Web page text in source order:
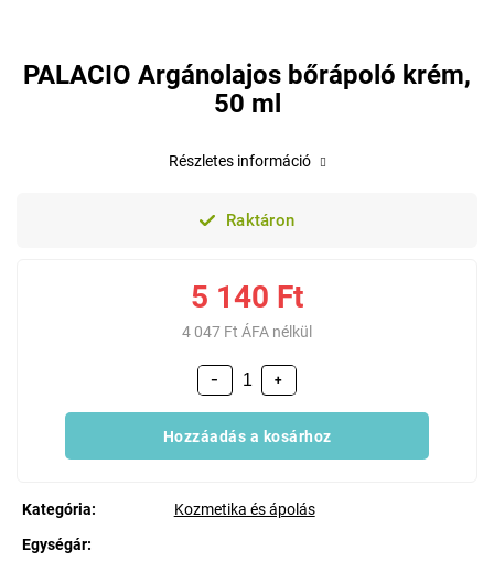
PALACIO Argánolajos bőrápoló krém,
50 ml
Raktáron
5 140 Ft
4 047 Ft ÁFA nélkül
+
−
Hozzáadás a kosárhoz
Kategória:
Kozmetika és ápolás
Egységár:
Részletes információ